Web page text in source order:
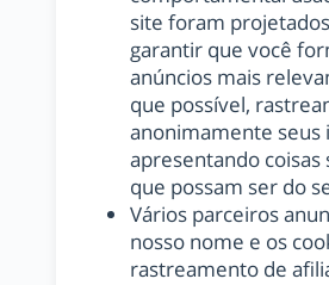
site foram
garantir que você
anúncios mais
que possível,
anonimamente seus
apresentando
que possam ser do
Vários parceiros
nosso nome e os
rastreamento de